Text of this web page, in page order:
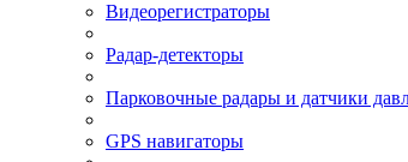
Видеорегистраторы
Радар-детекторы
Парковочные радары и датчики
GPS навигаторы